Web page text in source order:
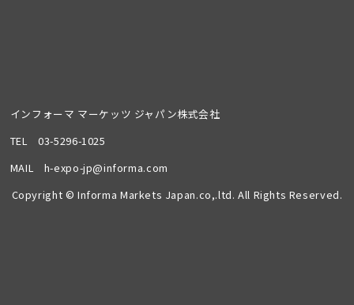
インフォーマ マーケッツ ジャパン株式会社
TEL03-5296-1025
MAIL h-expo-jp@informa.com
Copyright © Informa Markets Japan.co,.ltd. All Rights Reserved.